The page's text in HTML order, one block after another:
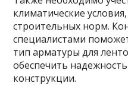
климатические
строительных норм.
специалистами
тип арматуры для
обеспечить
конструкции.